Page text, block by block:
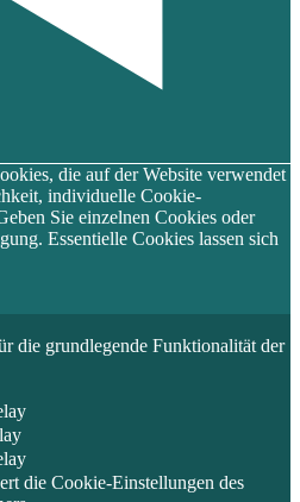
die auf der Website verwendet
individuelle Cookie-
Sie einzelnen Cookies oder
Essentielle Cookies lassen sich
die grundlegende Funktionalität der
die Cookie-Einstellungen des